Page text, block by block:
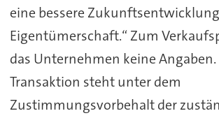
eine bessere
Eigentümerschaft.“ Zum
das Unternehmen keine Angaben.
Transaktion steht unter dem
Zustimmungsvorbehalt der